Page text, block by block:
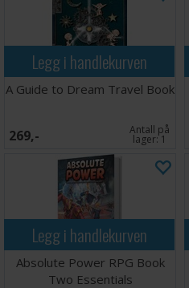
Legg i handlekurven
A Guide to Dream Travel Book
269,- Antall på
lager:1
Legg i handlekurven
Absolute Power RPG Book
Two Essentials